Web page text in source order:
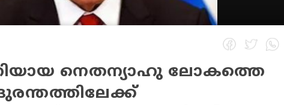
നെതന്യാഹു ലോകത്തെ